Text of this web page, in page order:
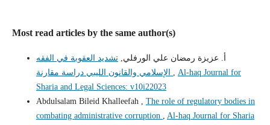
Most read articles by the same author(s)
أ. عزيزة رمضان علي الورفلي,تشديد العقوبة في الفقه
, Al-haq Journal for
Sharia and Legal Sciences: v10i22023
Abdulsalam Bileid Khalleefah , The role of regulatory bodies in
combating administrative corruption , Al-haq Journal for Sharia